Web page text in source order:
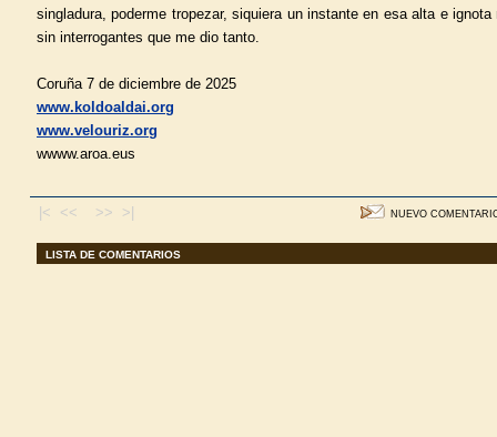
singladura, poderme tropezar, siquiera un instante en esa alta e
sin interrogantes que me dio tanto.
Coruña 7 de diciembre de 2025
www.koldoaldai.org
www.velouriz.org
wwww.aroa.eus
|< << >> >| NUEVO
LISTA DE COMENTARIOS